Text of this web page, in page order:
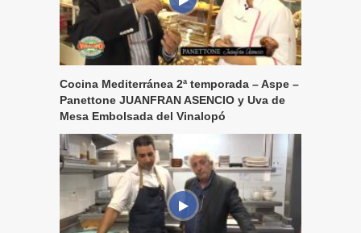
Cocina Mediterránea 2ª temporada – Aspe –
Panettone JUANFRAN ASENCIO y Uva de
Mesa Embolsada del Vinalopó